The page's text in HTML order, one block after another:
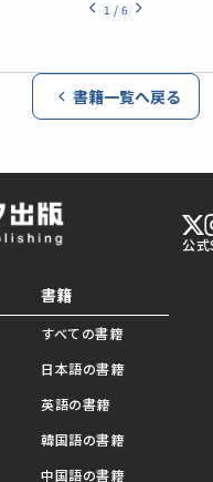
1 / 6
書籍一覧へ戻る
書籍
すべての書籍
日本語の書籍
英語の書籍
韓国語の書籍
中国語の書籍
公式